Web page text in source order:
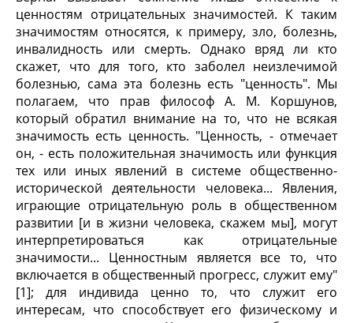
ценностям отрицательных значимостей. К таким
значимостям относятся, к примеру, зло, болезнь,
инвалидность или смерть. Однако вряд ли кто
скажет, что для того, кто заболел неизлечимой
болезнью, сама эта болезнь есть "ценность". Мы
полагаем, что прав философ А. М. Коршунов,
который обратил внимание на то, что не всякая
значимость есть ценность. "Ценность, - отмечает
он, - есть положительная значимость или функция
тех или иных явлений в системе общественно-
исторической деятельности человека... Явления,
играющие отрицательную роль в общественном
развитии [и в жизни человека, скажем мы], могут
интерпретироваться как отрицательные
значимости... Ценностным является все то, что
включается в общественный прогресс, служит ему"
[1]; для индивида ценно то, что служит его
интересам, что способствует его физическому и